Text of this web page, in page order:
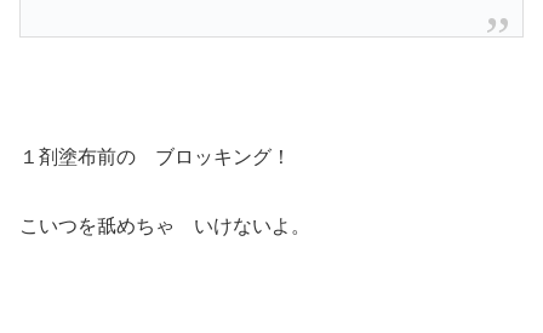
１剤塗布前の ブロッキング！
こいつを舐めちゃ いけないよ。